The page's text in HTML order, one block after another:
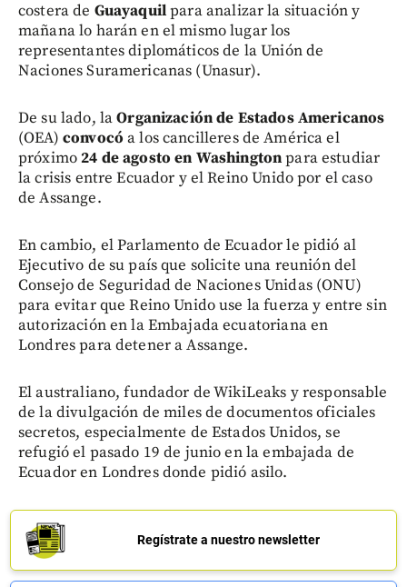
costera de Guayaquilpara analizar la situación y
mañana lo harán en el mismo lugar los
representantes diplomáticos de la Unión de
Naciones Suramericanas (Unasur).
De su lado, laOrganización de Estados Americanos
(OEA) convocó a los cancilleres de América el
próximo24 de agosto en Washingtonpara estudiar
la crisis entre Ecuador y el Reino Unido por el caso
de Assange.
En cambio, el Parlamento de Ecuador le pidió al
Ejecutivo de su país que solicite una reunión del
Consejo de Seguridad de Naciones Unidas (ONU)
para evitar que Reino Unido use la fuerza y entre sin
autorización en la Embajada ecuatoriana en
Londres para detener a Assange.
El australiano, fundador de WikiLeaks y responsable
de la divulgación de miles de documentos oficiales
secretos, especialmente de Estados Unidos, se
refugió el pasado 19 de junio en la embajada de
Ecuador en Londres donde pidió asilo.
Regístrate a nuestro newsletter